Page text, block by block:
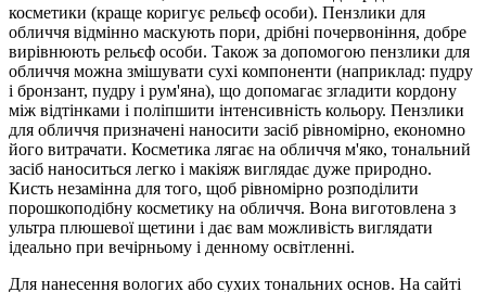
косметики (краще коригує рельєф особи). Пензлики для
обличчя відмінно маскують пори, дрібні почервоніння, добре
вирівнюють рельєф особи. Також за допомогою пензлики для
обличчя можна змішувати сухі компоненти (наприклад: пудру
і бронзант, пудру і рум'яна), що допомагає згладити кордону
між відтінками і поліпшити інтенсивність кольору. Пензлики
для обличчя призначені наносити засіб рівномірно, економно
його витрачати. Косметика лягає на обличчя м'яко, тональний
засіб наноситься легко і макіяж виглядає дуже природно.
Кисть незамінна для того, щоб рівномірно розподілити
порошкоподібну косметику на обличчя. Вона виготовлена з
ультра плюшевої щетини і дає вам можливість виглядати
ідеально при вечірньому і денному освітленні.
Для нанесення вологих або сухих тональних основ. На сайті